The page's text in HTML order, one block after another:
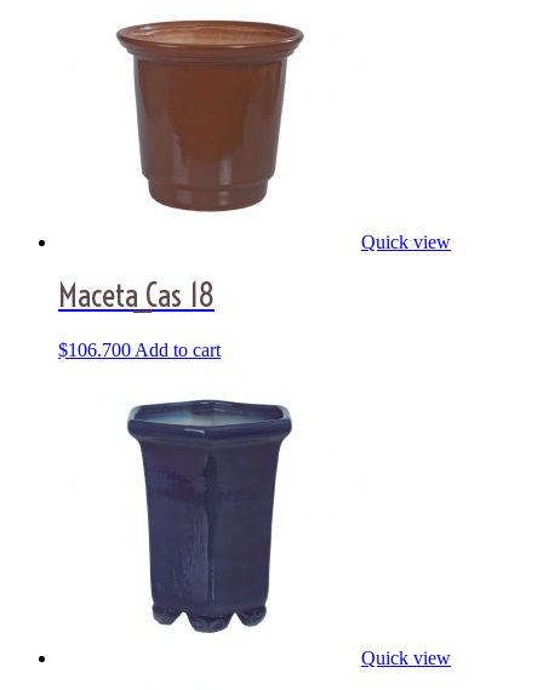
Quick view
Maceta_Cas 18
$106.700 Add to cart
Quick view